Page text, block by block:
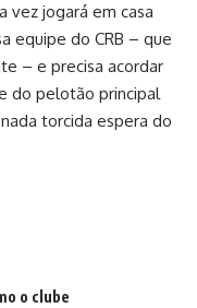
vez jogará em casa
equipe do CRB – que
– e precisa acordar
do pelotão principal
torcida espera do
o clube